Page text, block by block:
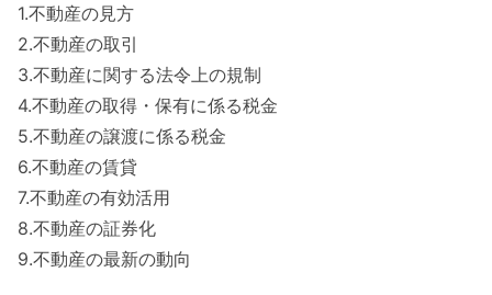
1.不動産の見方
2.不動産の取引
3.不動産に関する法令上の規制
4.不動産の取得・保有に係る税金
5.不動産の譲渡に係る税金
6.不動産の賃貸
7.不動産の有効活用
8.不動産の証券化
9.不動産の最新の動向